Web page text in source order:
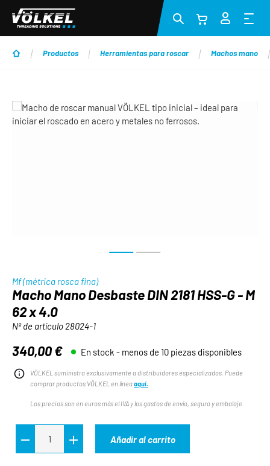
Saltar al contenido principal
Productos Herramientas para roscar Machos mano
Omitir galería de imágenes
Mf (métrica rosca fina)
Macho Mano Desbaste DIN 2181 HSS-G - M
62 x 4.0
Nº de artículo 28024-1
Precio normal:
340,00 € En stock - menos de 10 piezas disponibles
VÖLKEL suministra exclusivamente a distribuidores especializados. Puede
comprar productos VÖLKEL en líneaaquí.
Los precios son en euros más el IVA y los gastos de envío, seguro y embalaje.
Añadir al carrito